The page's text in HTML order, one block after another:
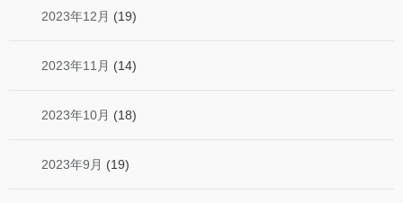
2023年12月 (19)
2023年11月 (14)
2023年10月 (18)
2023年9月 (19)